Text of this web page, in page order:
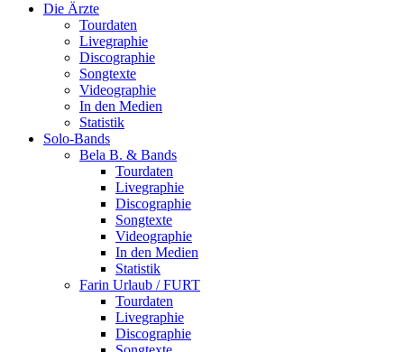
Die Ärzte
Tourdaten
Livegraphie
Discographie
Songtexte
Videographie
In den Medien
Statistik
Solo-Bands
Bela B. & Bands
Tourdaten
Livegraphie
Discographie
Songtexte
Videographie
In den Medien
Statistik
Farin Urlaub / FURT
Tourdaten
Livegraphie
Discographie